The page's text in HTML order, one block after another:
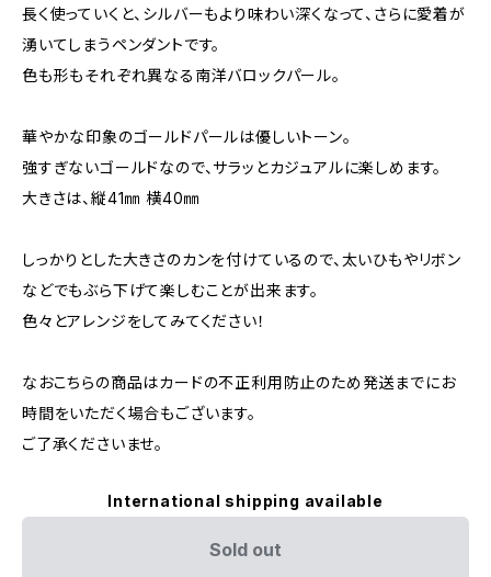
長く使っていくと、シルバーもより味わい深くなって、さらに愛着が
湧いてしまうペンダントです。
色も形もそれぞれ異なる南洋バロックパール。
華やかな印象のゴールドパールは優しいトーン。
強すぎないゴールドなので、サラッとカジュアルに楽しめます。
大きさは、縦41㎜ 横40㎜
しっかりとした大きさのカンを付けているので、太いひもやリボン
などでもぶら下げて楽しむことが出来ます。
色々とアレンジをしてみてください！
なおこちらの商品はカードの不正利用防止のため発送までにお
時間をいただく場合もございます。
ご了承くださいませ。
International shipping available
Sold out